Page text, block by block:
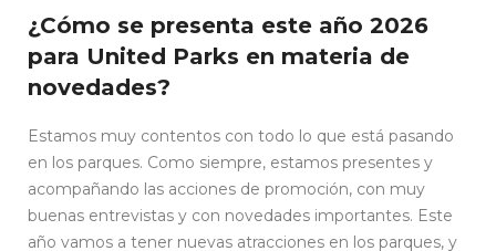
¿Cómo se presenta este año 2026
para United Parks en materia de
novedades?
Estamos muy contentos con todo lo que está pasando
en los parques. Como siempre, estamos presentes y
acompañando las acciones de promoción, con muy
buenas entrevistas y con novedades importantes. Este
año vamos a tener nuevas atracciones en los parques, y